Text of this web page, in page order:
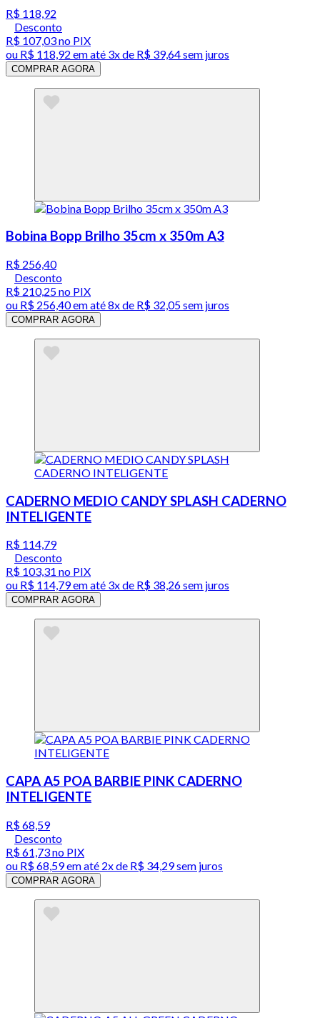
R$ 118,92
Desconto
R$ 107,03no PIX
ou R$ 118,92 em até 3x de R$ 39,64 sem juros
COMPRAR AGORA
Bobina Bopp Brilho 35cm x 350m A3
R$ 256,40
Desconto
R$ 210,25no PIX
ou R$ 256,40em até8x de R$ 32,05 sem juros
COMPRAR AGORA
CADERNO MEDIO CANDY SPLASH CADERNO
INTELIGENTE
R$ 114,79
Desconto
R$ 103,31 no PIX
ou R$ 114,79em até 3x de R$ 38,26 sem juros
COMPRAR AGORA
CAPA A5 POA BARBIE PINK CADERNO
INTELIGENTE
R$ 68,59
Desconto
R$ 61,73no PIX
ou R$ 68,59em até 2x de R$ 34,29 sem juros
COMPRAR AGORA